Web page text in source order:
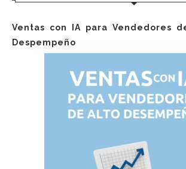
Ventas con IA para Vendedores
Despempeño